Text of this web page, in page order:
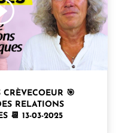
🎯
RELATIONS
📆 13-03-2025